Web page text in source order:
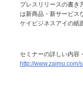
プレスリリースの書き
は新商品・新サービス
ケイビジネスアイの紙
セミナーの詳しい内容
http://